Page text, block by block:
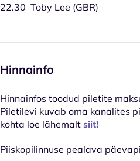
22.30 Toby Lee (GBR)
Hinnainfo
Hinnainfos toodud piletite
Piletilevi kuvab oma kanalites
kohta loe lähemalt siit!
Piiskopilinnuse pealava